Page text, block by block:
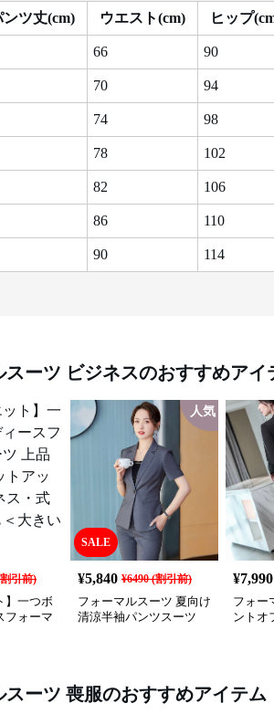
ンツ丈(cm) ウエスト(cm) ヒップ
66 90
70 94
74 98
78 102
82 106
86 110
90 114
スーツ ビジネスのおすすめアイ
引前)
】一つボ
フォーマ
SALE
人気
¥5,840 ¥6490(割引前)
フォーマルスーツ 夏向け
清涼半袖パンツスーツ
¥7,990
フォー
ントオ
スーツ 喪服のおすすめアイテム